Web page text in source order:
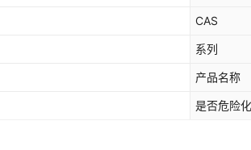
CAS
系列
产品名称
是否危险